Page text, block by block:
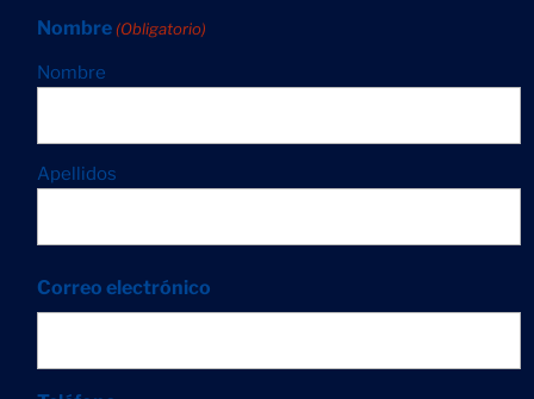
Nombre (Obligatorio)
Nombre
Apellidos
Correo electrónico